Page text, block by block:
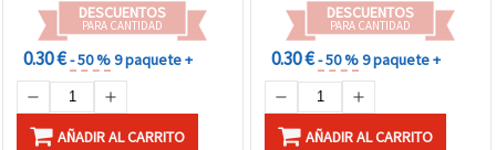
DESCUENTOS
PARA CANTIDAD
0.30 €- 50 %9 paquete +
AÑADIR AL CARRITO
DESCUENTOS
PARA CANTIDAD
0.30 €- 50 %9 paquete +
AÑADIR AL CARRITO